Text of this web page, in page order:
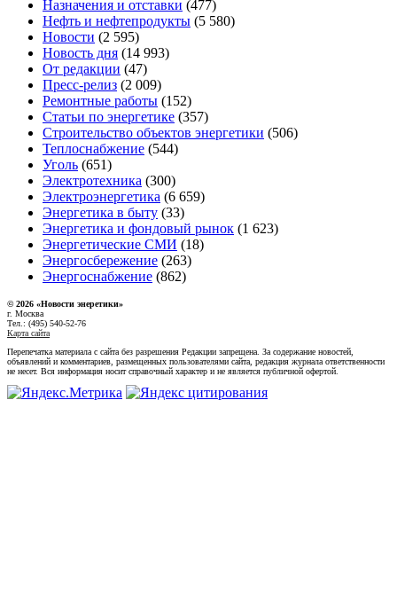
Назначения и отставки (477)
Нефть и нефтепродукты (5 580)
Новости (2 595)
Новость дня (14 993)
От редакции (47)
Пресс-релиз (2 009)
Ремонтные работы (152)
Статьи по энергетике (357)
Строительство объектов энергетики (506)
Теплоснабжение (544)
Уголь (651)
Электротехника (300)
Электроэнергетика (6 659)
Энергетика в быту (33)
Энергетика и фондовый рынок (1 623)
Энергетические СМИ (18)
Энергосбережение (263)
Энергоснабжение (862)
© 2026 «Новости энеретики»
г. Москва
Тел.: (495) 540-52-76
Карта сайта
Перепечатка материала с сайта без разрешения Редакции запрещена. За содержание новостей,
объявлений и комментариев, размещенных пользователями сайта, редакция журнала ответственности
не несет. Вся информация носит справочный характер и не является публичной офертой.